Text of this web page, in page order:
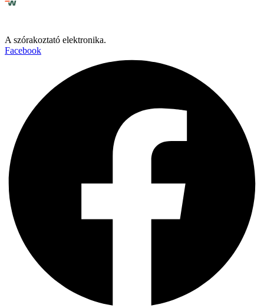
A szórakoztató elektronika.
Facebook